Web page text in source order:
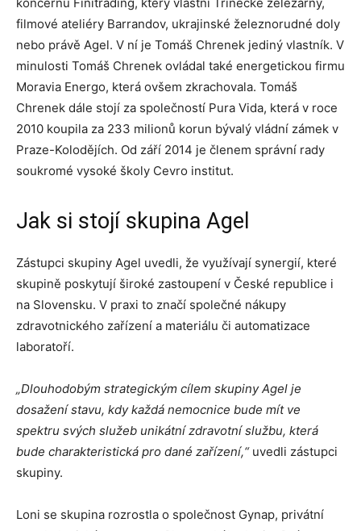
filmové ateliéry Barrandov, ukrajinské železnorudné doly
nebo právě Agel. V ní je Tomáš Chrenek jediný vlastník. V
minulosti Tomáš Chrenek ovládal také energetickou firmu
Moravia Energo, která ovšem zkrachovala. Tomáš
Chrenek dále stojí za společností Pura Vida, která v roce
2010 koupila za 233 milionů korun bývalý vládní zámek v
Praze-Kolodějích. Od září 2014 je členem správní rady
soukromé vysoké školy Cevro institut.
Jak si stojí skupina Agel
Zástupci skupiny Agel uvedli, že využívají synergií, které
skupině poskytují široké zastoupení v České republice i
na Slovensku. V praxi to značí společné nákupy
zdravotnického zařízení a materiálu či automatizace
laboratoří.
„Dlouhodobým strategickým cílem skupiny Agel je
dosažení stavu, kdy každá nemocnice bude mít ve
spektru svých služeb unikátní zdravotní službu, která
bude charakteristická pro dané zařízení,“uvedli zástupci
skupiny.
Loni se skupina rozrostla o společnost Gynap, privátní